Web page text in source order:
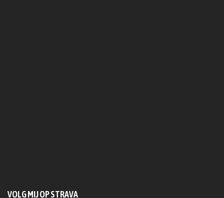
VOLG MIJ OP STRAVA